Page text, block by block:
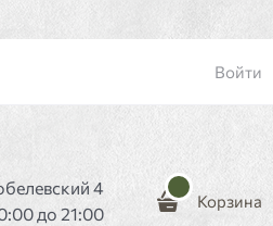
Войти
4
до 21:00
Корзина